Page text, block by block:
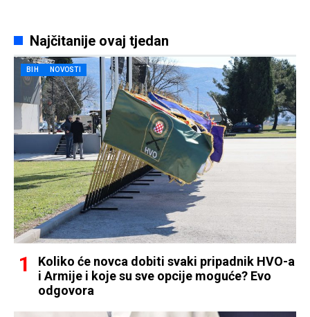
Najčitanije ovaj tjedan
BIH NOVOSTI
Koliko će novca dobiti svaki pripadnik HVO-a
i Armije i koje su sve opcije moguće? Evo
odgovora